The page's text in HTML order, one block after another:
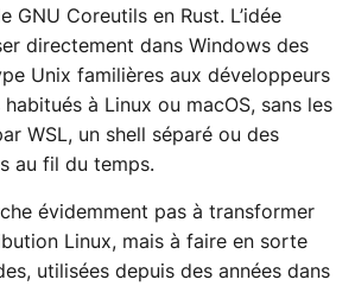
GNU Coreutils en Rust. L’idée
directement dans Windows des
Unix familières aux développeurs
à Linux ou macOS, sans les
WSL, un shell séparé ou des
au fil du temps.
évidemment pas à transformer
Linux, mais à faire en sorte
utilisées depuis des années dans